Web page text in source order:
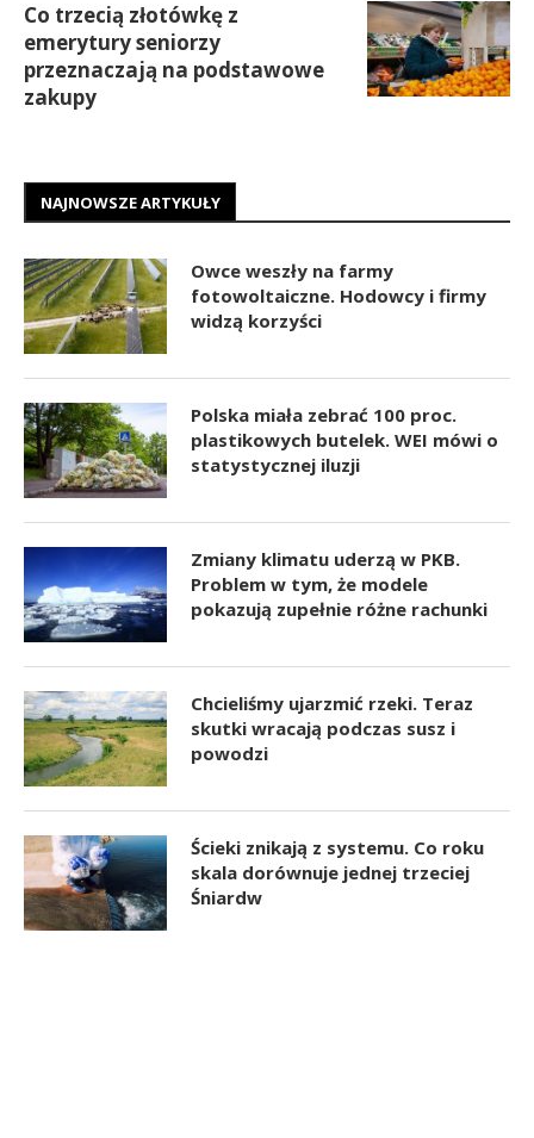
Co trzecią złotówkę z
emerytury seniorzy
przeznaczają na podstawowe
zakupy
NAJNOWSZE ARTYKUŁY
Owce weszły na farmy
fotowoltaiczne. Hodowcy i firmy
widzą korzyści
Polska miała zebrać 100 proc.
plastikowych butelek. WEI mówi o
statystycznej iluzji
Zmiany klimatu uderzą w PKB.
Problem w tym, że modele
pokazują zupełnie różne rachunki
Chcieliśmy ujarzmić rzeki. Teraz
skutki wracają podczas susz i
powodzi
Ścieki znikają z systemu. Co roku
skala dorównuje jednej trzeciej
Śniardw